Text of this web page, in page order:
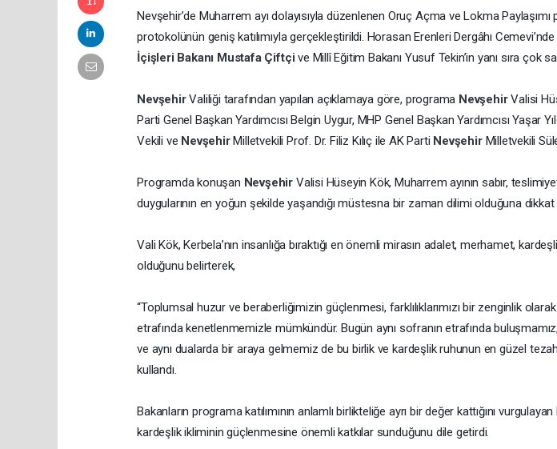
Nevşehir’de Muharrem ayı dolayısıyla düzenlenen Oruç Açma ve Lokma Paylaşımı
protokolünün geniş katılımıyla gerçekleştirildi. Horasan Erenleri Dergâhı
İçişleri Bakanı Mustafa Çiftçive Millî Eğitim Bakanı Yusuf Tekin’in yanı sıra çok
NevşehirValiliği tarafından yapılan açıklamaya göre, programa NevşehirValisi
Parti Genel Başkan Yardımcısı Belgin Uygur, MHP Genel Başkan Yardımcısı Yaşar
Vekili ve Nevşehir Milletvekili Prof. Dr. Filiz Kılıç ile AK Parti Nevşehir Milletvekili
Programda konuşan Nevşehir Valisi Hüseyin Kök, Muharrem ayının sabır,
duygularının en yoğun şekilde yaşandığı müstesna bir zaman dilimi olduğuna dikkat
Vali Kök, Kerbela’nın insanlığa bıraktığı en önemli mirasın adalet, merhamet,
olduğunu belirterek,
“Toplumsal huzur ve beraberliğimizin güçlenmesi, farklılıklarımızı bir zenginlik
etrafında kenetlenmemizle mümkündür. Bugün aynı sofranın etrafında
ve aynı dualarda bir araya gelmemiz de bu birlik ve kardeşlik ruhunun en güzel
kullandı.
Bakanların programa katılımının anlamlı birlikteliğe ayrı bir değer kattığını
kardeşlik ikliminin güçlenmesine önemli katkılar sunduğunu dile getirdi.